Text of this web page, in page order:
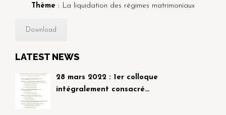
Thème : La liquidation des régimes matrimoniaux
Download
LATEST NEWS
28 mars 2022 : 1er colloque
intégralement consacré…